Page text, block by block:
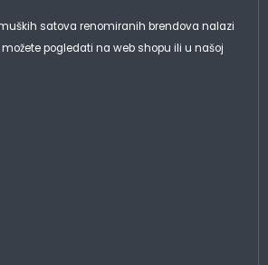
satova renomiranih brendova nalazi
pogledati na web shopu ili u našoj